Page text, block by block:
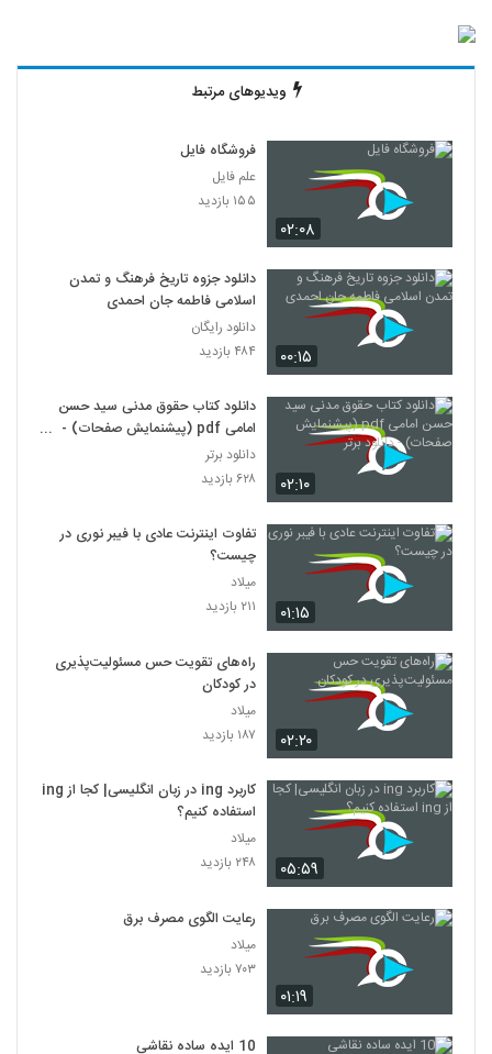
ویدیوهای مرتبط
۰۲:۰۸
فروشگاه فایل
علم فایل
۱۵۵ بازدید
۰۰:۱۵
دانلود جزوه تاریخ فرهنگ و تمدن
اسلامی فاطمه جان احمدی
دانلود رایگان
۴۸۴ بازدید
۰۲:۱۰
دانلود کتاب حقوق مدنی سید حسن
امامی pdf (پیشنمایش صفحات) -
دانلود برتر
دانلود برتر
۶۲۸ بازدید
۰۱:۱۵
تفاوت اینترنت عادی با فیبر نوری در
چیست؟
میلاد
۲۱۱ بازدید
۰۲:۲۰
راه‌های تقویت حس مسئولیت‌پذیری
در کودکان
میلاد
۱۸۷ بازدید
۰۵:۵۹
کاربرد ing در زبان انگلیسی| کجا از ing
استفاده کنیم؟
میلاد
۲۴۸ بازدید
۰۱:۱۹
رعایت الگوی مصرف برق
میلاد
۷۰۳ بازدید
10 ایده ساده نقاشی